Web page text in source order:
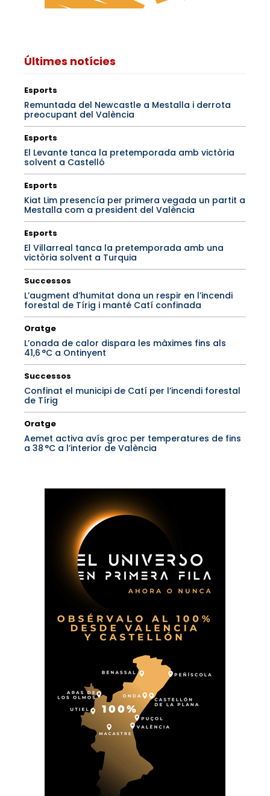
Últimes notícies
Esports
Remuntada del Newcastle a Mestalla i derrota
preocupant del València
Esports
El Levante tanca la pretemporada amb victòria
solvent a Castelló
Esports
Kiat Lim presencía per primera vegada un partit a
Mestalla com a president del València
Esports
El Villarreal tanca la pretemporada amb una
victòria solvent a Turquia
Successos
L’augment d’humitat dona un respir en l’incendi
forestal de Tírig i manté Catí confinada
Oratge
L’onada de calor dispara les màximes fins als
41,6 °C a Ontinyent
Successos
Confinat el municipi de Catí per l’incendi forestal
de Tírig
Oratge
Aemet activa avís groc per temperatures de fins
a 38 °C a l’interior de València